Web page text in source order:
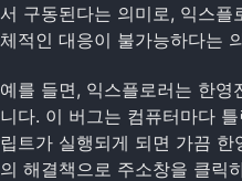
서 구동된다는 의미로, 익스
체적인 대응이 불가능하다는
예를 들면, 익스플로러는 한
니다. 이 버그는 컴퓨터마다
립트가 실행되게 되면 가끔
의 해결책으로 주소창을 클릭